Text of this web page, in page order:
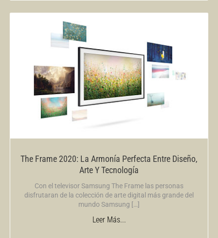
The Frame 2020: La Armonía Perfecta Entre Diseño,
Arte Y Tecnología
Con el televisor Samsung The Frame las personas
disfrutaran de la colección de arte digital más grande del
mundo Samsung […]
Leer Más...